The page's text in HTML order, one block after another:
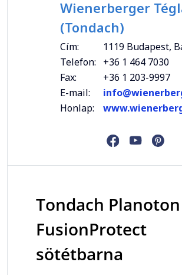
Wienerberger
(Tondach)
Cím:
1119 Budapest,
Telefon:
+36 1 464 7030
Fax:
+36 1 203-9997
E-mail:
Honlap:
Tondach
FusionProtect
sötétbarna